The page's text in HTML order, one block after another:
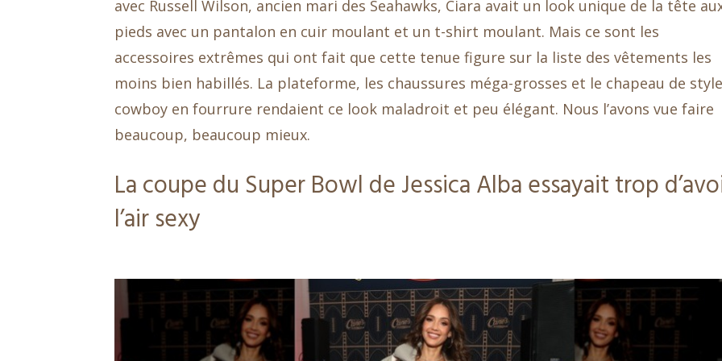
avec Russell Wilson, ancien mari des Seahawks, Ciara avait un look unique de la tête
pieds avec un pantalon en cuir moulant et un t-shirt moulant. Mais ce sont les
accessoires extrêmes qui ont fait que cette tenue figure sur la liste des vêtements les
moins bien habillés. La plateforme, les chaussures méga-grosses et le chapeau de style
cowboy en fourrure rendaient ce look maladroit et peu élégant. Nous l’avons vue faire
beaucoup, beaucoup mieux.
La coupe du Super Bowl de Jessica Alba essayait trop
l’air sexy